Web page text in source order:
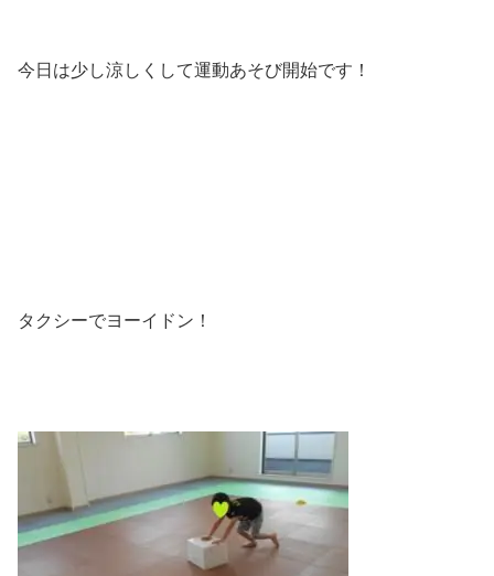
今日は少し涼しくして運動あそび開始です！
タクシーでヨーイドン！